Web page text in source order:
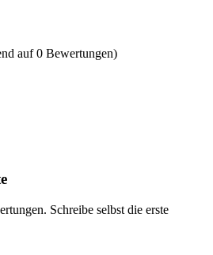
auf 0 Bewertungen)
Schreibe selbst die erste